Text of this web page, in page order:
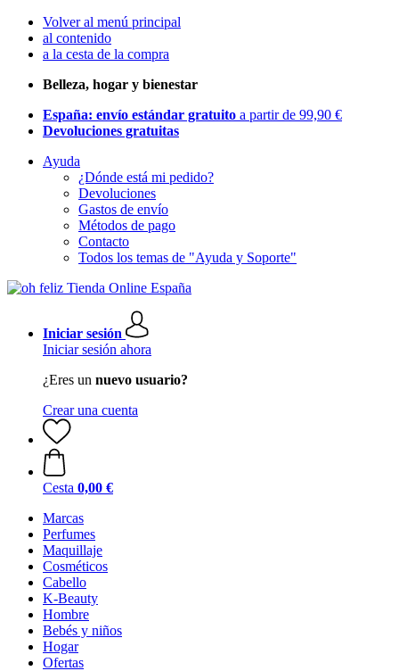
Volver al menú principal
al contenido
a la cesta de la compra
Belleza, hogar y bienestar
España: envío estándar gratuito a partir de 99,90 €
Devoluciones gratuitas
Ayuda
¿Dónde está mi pedido?
Devoluciones
Gastos de envío
Métodos de pago
Contacto
Todos los temas de "Ayuda y Soporte"
Iniciar sesión
Iniciar sesión ahora
¿Eres un nuevo usuario?
Crear una cuenta
Cesta 0,00 €
Marcas
Perfumes
Maquillaje
Cosméticos
Cabello
K-Beauty
Hombre
Bebés y niños
Hogar
Ofertas